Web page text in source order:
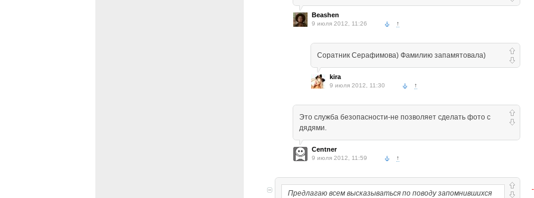
Beashen
9 июля 2012, 11:26 ↑
Соратник Серафимова) Фамилию запамятовала)
kira
9 июля 2012, 11:30 ↑
Это служба безопасности-не позволяет сделать фото с
дядями.
Centner
9 июля 2012, 11:59 ↑
Предлагаю всем высказываться по поводу запомнившихся